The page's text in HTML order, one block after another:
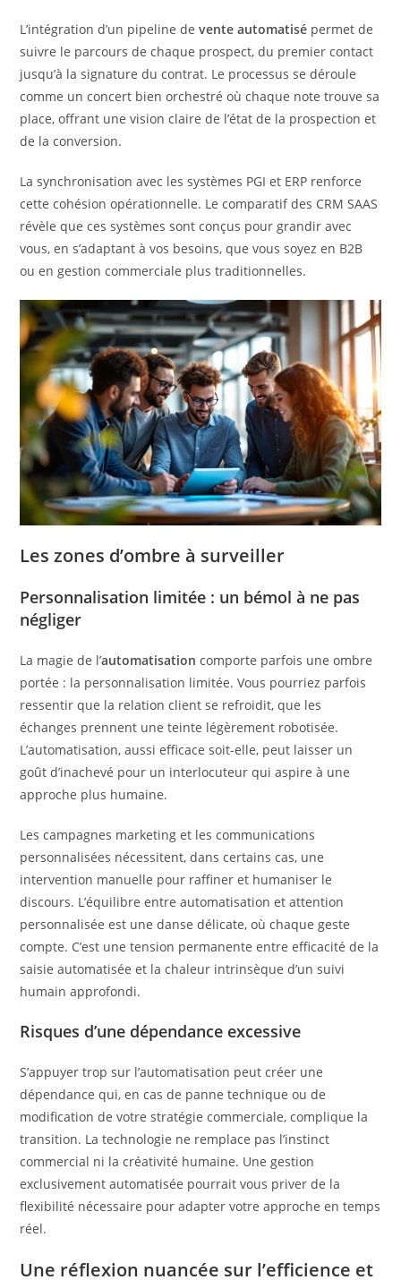
L’intégration d’un pipeline devente automatisé permet de
suivre le parcours de chaque prospect, du premier contact
jusqu’à la signature du contrat. Le processus se déroule
comme un concert bien orchestré où chaque note trouve sa
place, offrant une vision claire de l’état de la prospection et
de la conversion.
La synchronisation avec les systèmes PGI et ERP renforce
cette cohésion opérationnelle. Le comparatif des CRM SAAS
révèle que ces systèmes sont conçus pour grandir avec
vous, en s’adaptant à vos besoins, que vous soyez en B2B
ou en gestion commerciale plus traditionnelles.
Les zones d’ombre à surveiller
Personnalisation limitée : un bémol à ne pas
négliger
La magie de l’automatisation comporte parfois une ombre
portée : la personnalisation limitée. Vous pourriez parfois
ressentir que la relation client se refroidit, que les
échanges prennent une teinte légèrement robotisée.
L’automatisation, aussi efficace soit-elle, peut laisser un
goût d’inachevé pour un interlocuteur qui aspire à une
approche plus humaine.
Les campagnes marketing et les communications
personnalisées nécessitent, dans certains cas, une
intervention manuelle pour raffiner et humaniser le
discours. L’équilibre entre automatisation et attention
personnalisée est une danse délicate, où chaque geste
compte. C’est une tension permanente entre efficacité de la
saisie automatisée et la chaleur intrinsèque d’un suivi
humain approfondi.
Risques d’une dépendance excessive
S’appuyer trop sur l’automatisation peut créer une
dépendance qui, en cas de panne technique ou de
modification de votre stratégie commerciale, complique la
transition. La technologie ne remplace pas l’instinct
commercial ni la créativité humaine. Une gestion
exclusivement automatisée pourrait vous priver de la
flexibilité nécessaire pour adapter votre approche en temps
réel.
Une réflexion nuancée sur l’efficience et